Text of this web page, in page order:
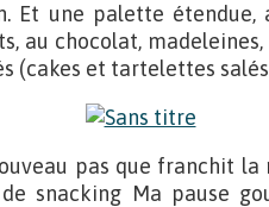
Et une palette étendue,
au chocolat,
(cakes et tartelettes
pas que franchit
snacking Ma pause